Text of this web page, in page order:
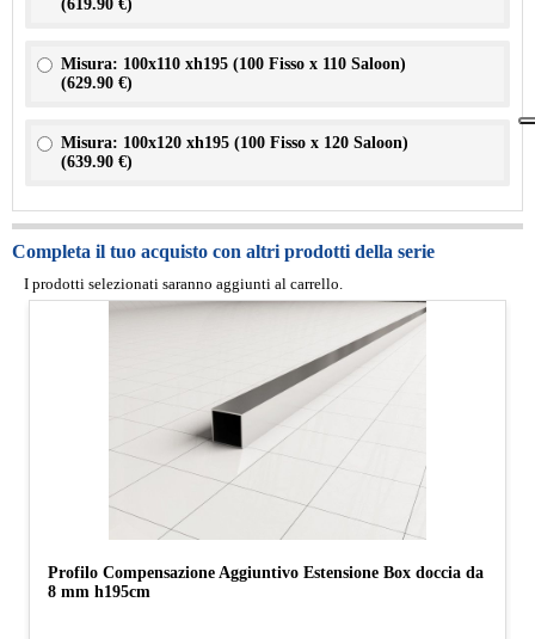
(619.90 €)
Misura: 100x110 xh195 (100 Fisso x 110 Saloon)
(629.90 €)
Misura: 100x120 xh195 (100 Fisso x 120 Saloon)
(639.90 €)
Completa il tuo acquisto con altri prodotti della serie
I prodotti selezionati saranno aggiunti al carrello.
Profilo Compensazione Aggiuntivo Estensione Box doccia da
8 mm h195cm